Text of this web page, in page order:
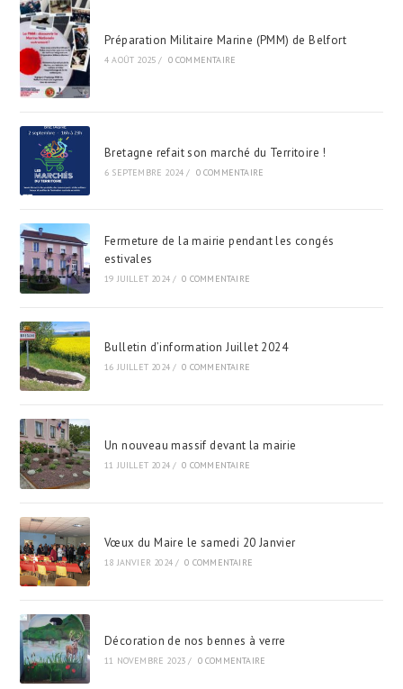
Préparation Militaire Marine (PMM) de Belfort
4 AOÛT 2025 / 0 COMMENTAIRE
Bretagne refait son marché du Territoire !
6 SEPTEMBRE 2024 / 0 COMMENTAIRE
Fermeture de la mairie pendant les congés
estivales
19 JUILLET 2024 / 0 COMMENTAIRE
Bulletin d’information Juillet 2024
16 JUILLET 2024 / 0 COMMENTAIRE
Un nouveau massif devant la mairie
11 JUILLET 2024 / 0 COMMENTAIRE
Vœux du Maire le samedi 20 Janvier
18 JANVIER 2024 / 0 COMMENTAIRE
Décoration de nos bennes à verre
11 NOVEMBRE 2023 / 0 COMMENTAIRE